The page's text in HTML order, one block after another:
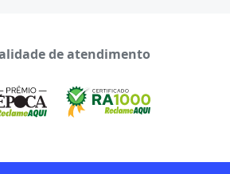
de atendimento